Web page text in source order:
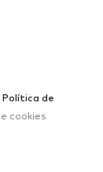
Política de
cookies